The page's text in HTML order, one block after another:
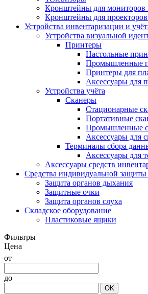
Кронштейны для мониторов
Кронштейны для
Устройства инвентаризации и
Устройства визуальной
Принтеры
Настольные
Промышленные
Принтеры для
Аксессуары для
Устройства учёта
Сканеры
Стационарные
Портативные
Промышленные
Аксессуары для
Терминалы сбора
Аксессуары для
Аксессуары средств
Средства индивидуальной
Защита органов дыхания
Защитные очки
Защита органов слуха
Складское оборудование
Пластиковые ящики
Фильтры
Цена
от
до
OK